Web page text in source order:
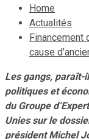
Home
Actualités
Financement
cause
Les gangs, paraît-
politiques et
du Groupe
Unies sur le
président Michel